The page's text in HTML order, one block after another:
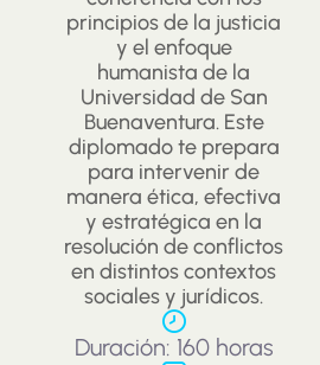
principios de la justicia
y el enfoque
humanista de la
Universidad de San
Buenaventura. Este
diplomado te prepara
para intervenir de
manera ética, efectiva
y estratégica en la
resolución de conflictos
en distintos contextos
sociales y jurídicos.
Duración: 160 horas